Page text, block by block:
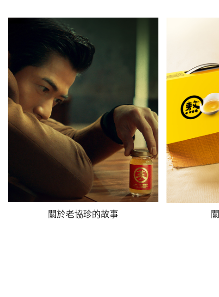
關於老協珍的故事